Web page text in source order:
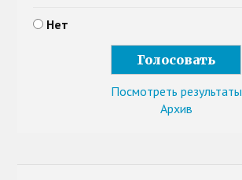
Нет
Посмотреть результаты
Архив